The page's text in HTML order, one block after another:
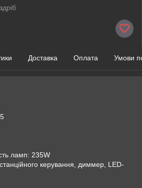
Доставка Оплата Умови
ламп: 235W
керування, диммер, LED-